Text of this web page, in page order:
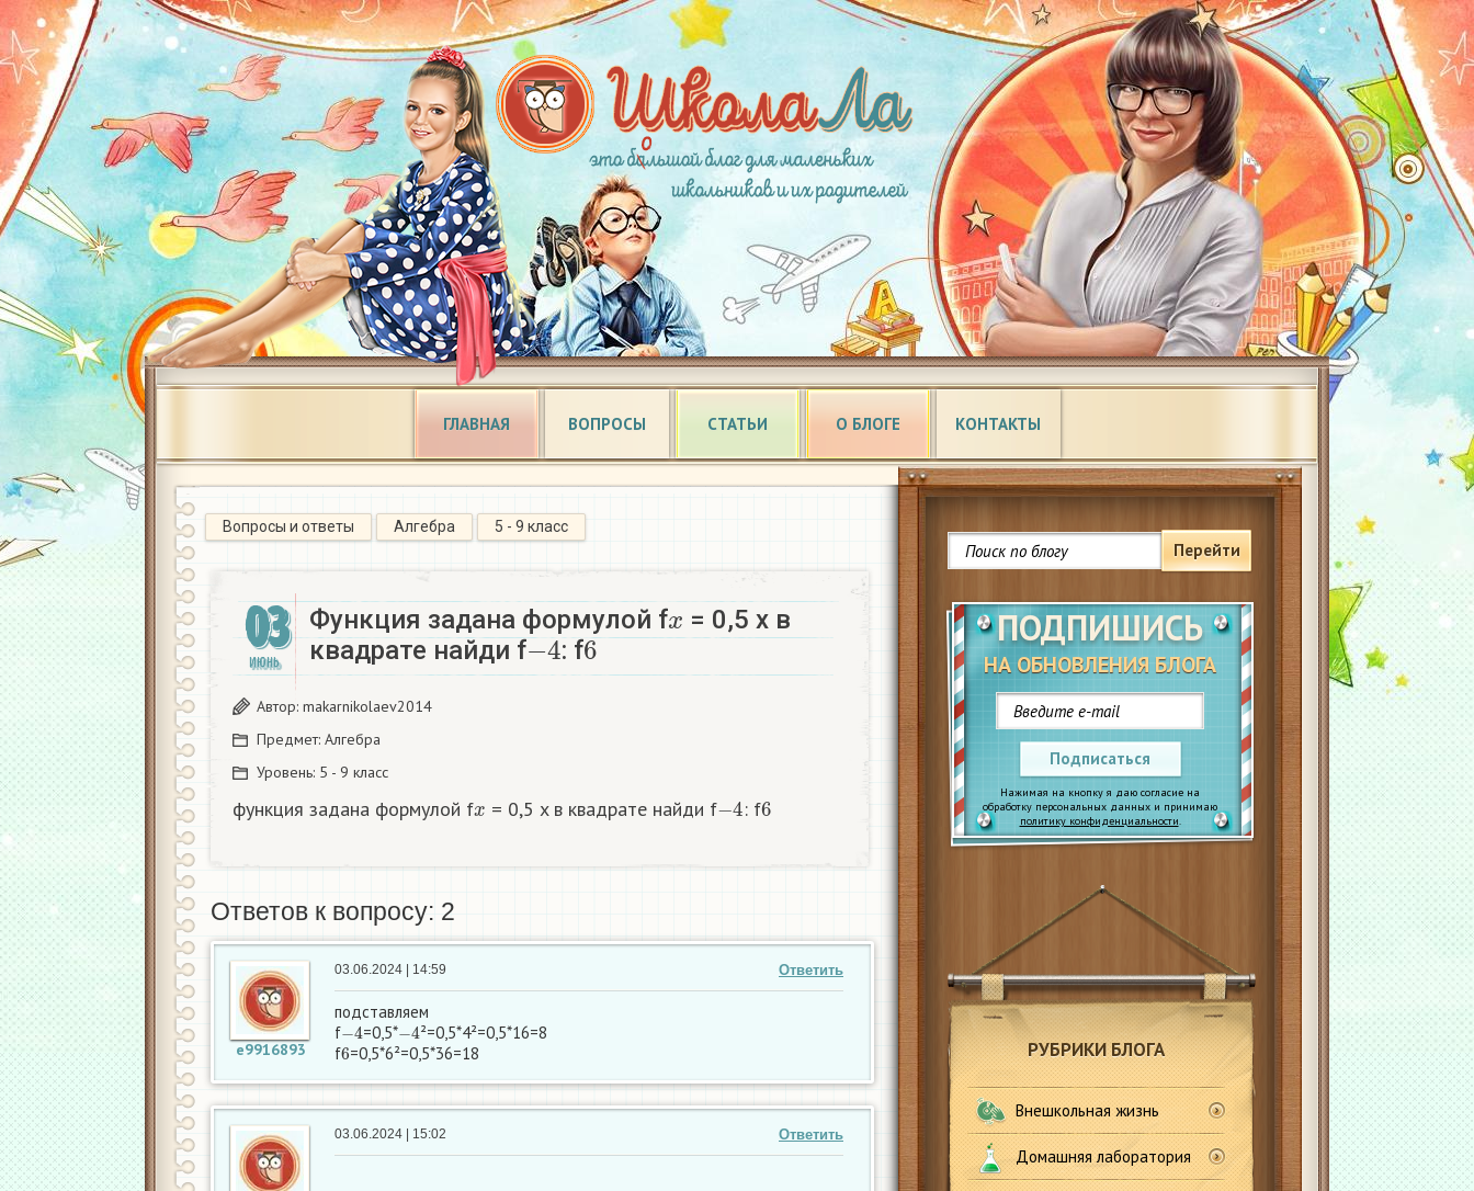
ГЛАВНАЯ ВОПРОСЫ СТАТЬИ О БЛОГЕ КОНТАКТЫ
Перейти
ПОДПИШИСЬ
НА ОБНОВЛЕНИЯ БЛОГА
Подписаться
Нажимая на кнопку я даю согласие на
обработку персональных данных и принимаю
политику конфиденциальности.
РУБРИКИ БЛОГА
Внешкольная жизнь
Домашняя лаборатория
Вопросы и ответы Алгебра 5 - 9 класс
03
ИЮНЬ
Функция задана формулой f x = 0,5 x в
квадрате найди f−4: f6
Автор: makarnikolaev2014
Предмет: Алгебра
Уровень: 5 - 9 класс
функция задана формулой f = 0,5 x в квадрате найди f− : f6
Ответов к вопросу: 2
e9916893
Ответить
03.06.2024 | 14:59
подставляем
f−4 =0,5*−4 ²=0,5*4²=0,5*16=8
f6=0,5*6²=0,5*36=18
Ответить
03.06.2024 | 15:02